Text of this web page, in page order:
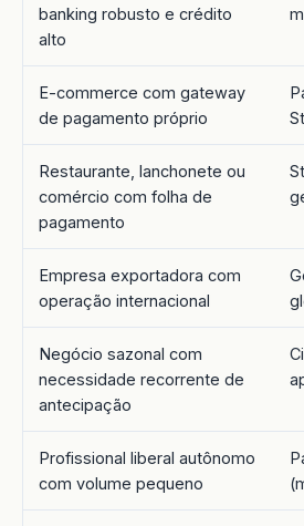
banking robusto e crédito
alto
E-commerce com gateway
de pagamento próprio
Restaurante, lanchonete ou
comércio com folha de
pagamento
Empresa exportadora com
operação internacional
Negócio sazonal com
necessidade recorrente de
antecipação
Profissional liberal autônomo
com volume pequeno